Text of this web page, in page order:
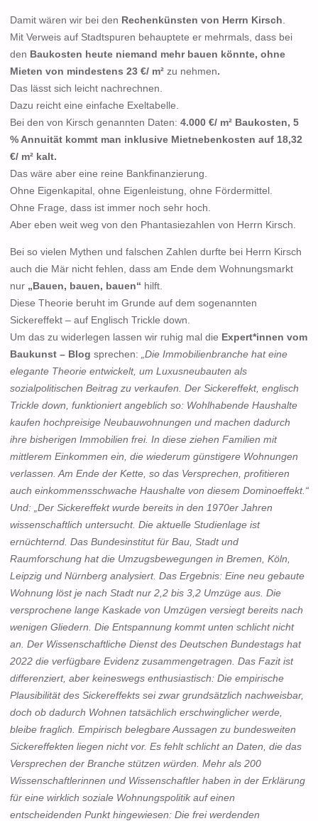
Damit wären wir bei den Rechenkünsten von Herrn Kirsch.
Mit Verweis auf Stadtspuren behauptete er mehrmals, dass bei
den Baukosten heute niemand mehr bauen könnte, ohne
Mieten von mindestens 23 €/ m² zu nehmen.
Das lässt sich leicht nachrechnen.
Dazu reicht eine einfache Exeltabelle.
Bei den von Kirsch genannten Daten: 4.000 €/ m² Baukosten, 5
% Annuität kommt man inklusive Mietnebenkosten auf 18,32
€/ m² kalt.
Das wäre aber eine reine Bankfinanzierung.
Ohne Eigenkapital, ohne Eigenleistung, ohne Fördermittel.
Ohne Frage, dass ist immer noch sehr hoch.
Aber eben weit weg von den Phantasiezahlen von Herrn Kirsch.
Bei so vielen Mythen und falschen Zahlen durfte bei Herrn Kirsch
auch die Mär nicht fehlen, dass am Ende dem Wohnungsmarkt
nur „Bauen, bauen, bauen“ hilft.
Diese Theorie beruht im Grunde auf dem sogenannten
Sickereffekt – auf Englisch Trickle down.
Um das zu widerlegen lassen wir ruhig mal die Expert*innen vom
Baukunst – Blog sprechen:
„Die Immobilienbranche hat eine
elegante Theorie entwickelt, um Luxusneubauten als
sozialpolitischen Beitrag zu verkaufen. Der Sickereffekt, englisch
Trickle down, funktioniert angeblich so: Wohlhabende Haushalte
kaufen hochpreisige Neubauwohnungen und machen dadurch
ihre bisherigen Immobilien frei. In diese ziehen Familien mit
mittlerem Einkommen ein, die wiederum günstigere Wohnungen
verlassen. Am Ende der Kette, so das Versprechen, profitieren
auch einkommensschwache Haushalte von diesem Dominoeffekt.“
Und: „Der Sickereffekt wurde bereits in den 1970er Jahren
wissenschaftlich untersucht. Die aktuelle Studienlage ist
ernüchternd. Das Bundesinstitut für Bau, Stadt und
Raumforschung hat die Umzugsbewegungen in Bremen, Köln,
Leipzig und Nürnberg analysiert. Das Ergebnis: Eine neu gebaute
Wohnung löst je nach Stadt nur 2,2 bis 3,2 Umzüge aus. Die
versprochene lange Kaskade von Umzügen versiegt bereits nach
wenigen Gliedern. Die Entspannung kommt unten schlicht nicht
an. Der Wissenschaftliche Dienst des Deutschen Bundestags hat
2022 die verfügbare Evidenz zusammengetragen. Das Fazit ist
differenziert, aber keineswegs enthusiastisch: Die empirische
Plausibilität des Sickereffekts sei zwar grundsätzlich nachweisbar,
doch ob dadurch Wohnen tatsächlich erschwinglicher werde,
bleibe fraglich. Empirisch belegbare Aussagen zu bundesweiten
Sickereffekten liegen nicht vor. Es fehlt schlicht an Daten, die das
Versprechen der Branche stützen würden. Mehr als 200
Wissenschaftlerinnen und Wissenschaftler haben in der Erklärung
für eine wirklich soziale Wohnungspolitik auf einen
entscheidenden Punkt hingewiesen: Die frei werdenden